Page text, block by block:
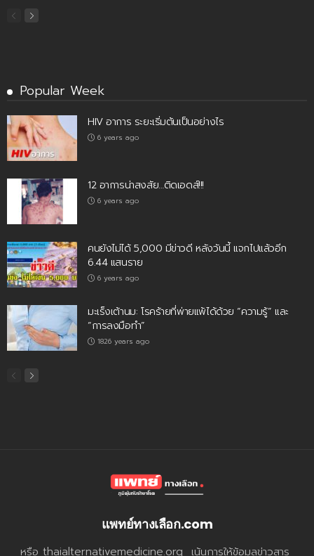
Popular Week
HIV อาการ ระยะเริ่มต้นเป็นอย่างไร
6 years ago
12 อาการน่าสงสัย…ติดเอดส์!!!
6 years ago
คนยังไม่ได้ 5,000 มีข่าวดี หลังวันนี้ แจกไปแล้วอีก
6.44 แสนราย
6 years ago
มะเร็งเต้านม: โรคร้ายที่พ่ายแพ้ได้ด้วย “ความรู้” และ
“การลงมือทำ”
1826 years ago
แพทย์ทางเลือก.com
หรือ thaialternativemedicine.org เน้นการให้ข้อมูลข่าวสาร